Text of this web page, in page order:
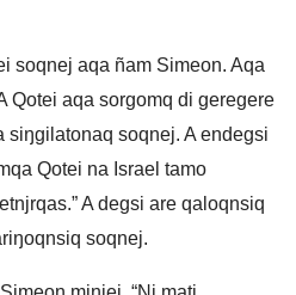
soqnej aqa ñam Simeon. Aqa
Qotei aqa sorgomq di geregere
siŋgilatonaq soqnej. A endegsi
Qotei na Israel tamo
A degsi are qaloqnsiq
soqnej.